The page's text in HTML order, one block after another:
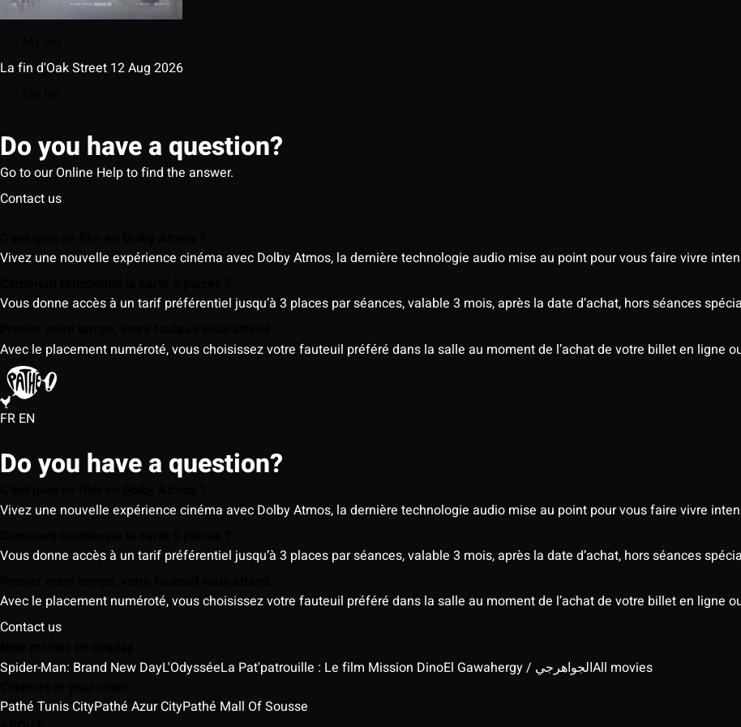
La fin d'Oak Street 12 Aug 2026
Do you have a question?
Go to our Online Help to find the answer.
Contact us
Vivez une nouvelle expérience cinéma avec Dolby Atmos, la dernière technologie audio mise au point pour vous faire vivre
Vous donne accès à un tarif préférentiel jusqu’à 3 places par séances, valable 3 mois, après la date d’achat, hors séances
Avec le placement numéroté, vous choisissez votre fauteuil préféré dans la salle au moment de l’achat de votre billet en ligne
FR EN
Do you have a question?
Vivez une nouvelle expérience cinéma avec Dolby Atmos, la dernière technologie audio mise au point pour vous faire vivre
Vous donne accès à un tarif préférentiel jusqu’à 3 places par séances, valable 3 mois, après la date d’achat, hors séances
Avec le placement numéroté, vous choisissez votre fauteuil préféré dans la salle au moment de l’achat de votre billet en ligne
Contact us
Spider-Man: Brand New DayL'OdysséeLa Pat'patrouille : Le film Mission Dino El Gawahergy / الجواهرجيAll movies
Pathé Tunis CityPathé Azur CityPathé Mall Of Sousse